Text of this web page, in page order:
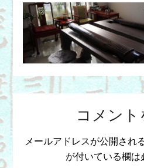
コメント
メールアドレスが公開され
が付いている欄は